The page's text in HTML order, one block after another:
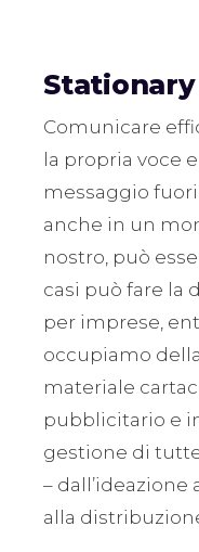
Stationary
Comunicare
la propria voce
messaggio
anche in un
nostro, può
casi può fare la
per imprese,
occupiamo
materiale
pubblicitario e
gestione di
–
alla